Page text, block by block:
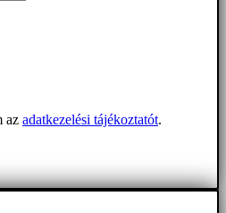
az adatkezelési tájékoztatót.